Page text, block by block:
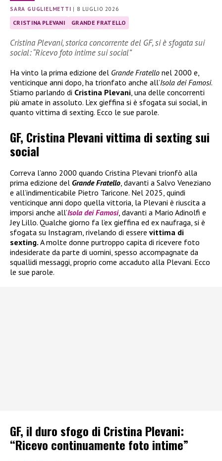
SARA GUGLIELMETTI | 8 LUGLIO 2026
CRISTINA PLEVANI GRANDE FRATELLO
Cristina Plevani, storica concorrente del GF, si è sfogata sui
social: “Ricevo foto intime sui social”
Ha vinto la prima edizione del Grande Fratello nel 2000 e,
venticinque anni dopo, ha trionfato anche all’Isola dei Famosi.
Stiamo parlando di Cristina Plevani , una delle concorrenti
più amate in assoluto. L’ex gieffina si è sfogata sui social, in
quanto vittima di sexting. Ecco le sue parole.
GF, Cristina Plevani vittima di sexting sui
social
Correva l’anno 2000 quando Cristina Plevani trionfò alla
prima edizione del Grande Fratello , davanti a Salvo Veneziano
e all’indimenticabile Pietro Taricone. Nel 2025, quindi
venticinque anni dopo quella vittoria, la Plevani è riuscita a
imporsi anche all’Isola dei Famosi, davanti a Mario Adinolfi e
Jey Lillo. Qualche giorno fa l’ex gieffina ed ex naufraga, si è
sfogata su Instagram, rivelando di essere vittima di
sexting. A molte donne purtroppo capita di ricevere foto
indesiderate da parte di uomini, spesso accompagnate da
squallidi messaggi, proprio come accaduto alla Plevani. Ecco
le sue parole.
GF, il duro sfogo di Cristina Plevani:
“Ricevo continuamente foto intime”